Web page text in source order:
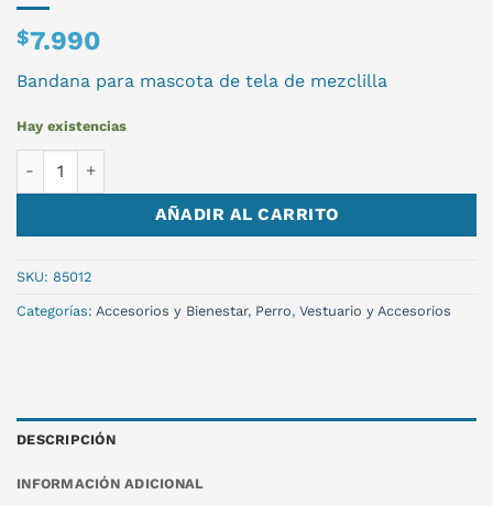
$7.990
Bandana para mascota de tela de mezclilla
Hay existencias
AÑADIR AL CARRITO
SKU: 85012
Categorías: Accesorios y Bienestar, Perro, Vestuario y Accesorios
DESCRIPCIÓN
INFORMACIÓN ADICIONAL